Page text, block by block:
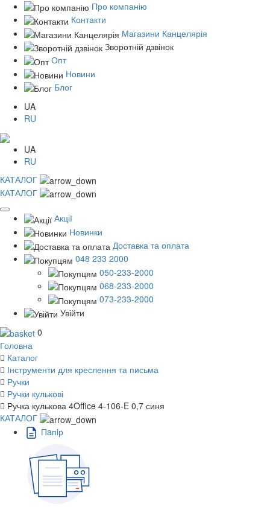
Про компанію
Контакти
Магазини Канцелярія
Зворотній дзвінок
Опт
Новини
Блог
UA
RU
UA
RU
КАТАЛОГ
КАТАЛОГ
Акції
Новинки
Доставка та оплата
048 233 2000
050-233-2000
068-233-2000
073-233-2000
Увійти
0
Головна
Каталог
Інструменти для креслення та письма
Ручки
Ручки кулькові
Ручка кулькова 4Office 4-106-E 0,7 синя
КАТАЛОГ
Пaпiр